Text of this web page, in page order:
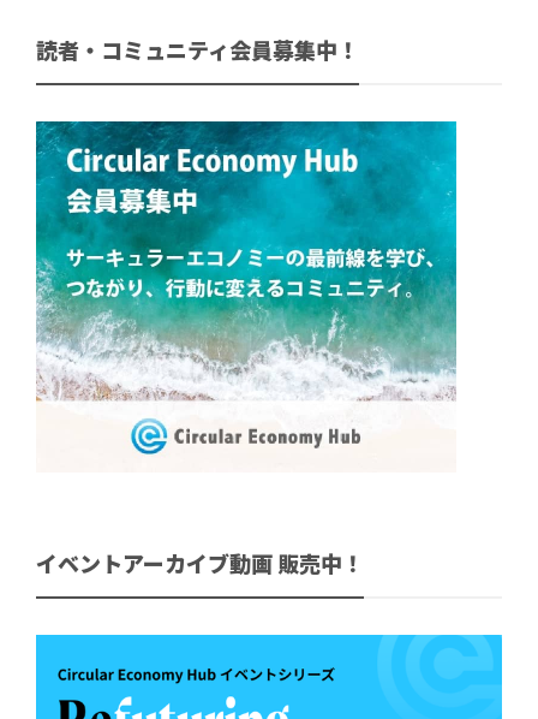
読者・コミュニティ会員募集中！
イベントアーカイブ動画 販売中！